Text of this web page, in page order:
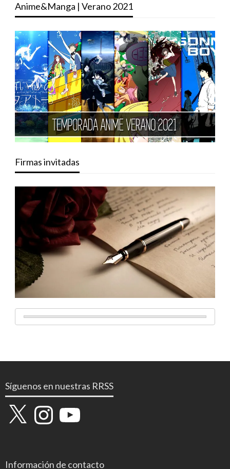
Anime&Manga | Verano 2021
Firmas invitadas
Síguenos en nuestras RRSS
X InstagramYouTube
Información de contacto